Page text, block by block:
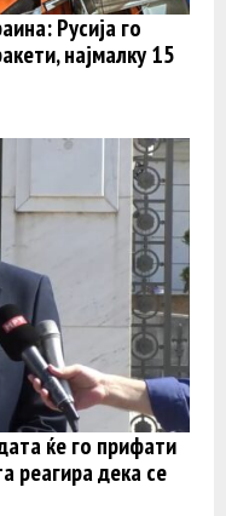
Русија го
најмалку 15
ќе го прифати
реагира дека се